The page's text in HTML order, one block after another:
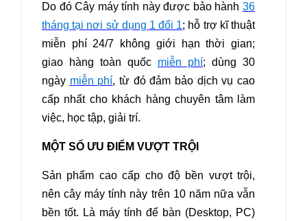
Do đó Cây máy tính này được bảo hành 36
tháng tại nơi sử dụng 1 đổi 1; hỗ trợ kĩ thuật
miễn phí 24/7 không giới hạn thời gian;
giao hàng toàn quốc miễn phí; dùng 30
ngày miễn phí, từ đó đảm bảo dịch vụ cao
cấp nhất cho khách hàng chuyên tâm làm
việc, học tập, giải trí.
MỘT SỐ ƯU ĐIỂM VƯỢT TRỘI
Sản phẩm cao cấp cho độ bền vượt trội,
nên cây máy tính này trên 10 năm nữa vẫn
bền tốt. Là máy tính để bàn (Desktop, PC)